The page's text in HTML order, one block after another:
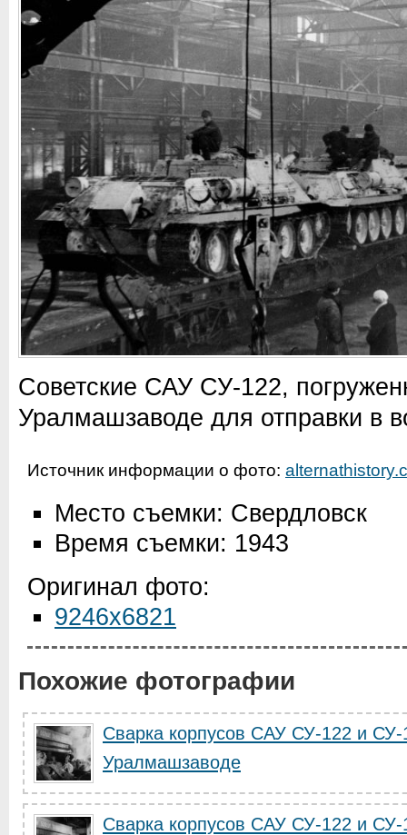
Советские САУ СУ-122,
Уралмашзаводе для отправки в
Источник информации о фото:
Место съемки: Свердловск
Время съемки: 1943
Оригинал фото:
9246x6821
Похожие фотографии
Сварка корпусов САУ СУ-122 и СУ-
Уралмашзаводе
Сварка корпусов САУ СУ-122 и СУ-